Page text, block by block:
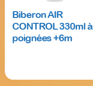
Biberon AIR
CONTROL 330ml à
poignées +6m